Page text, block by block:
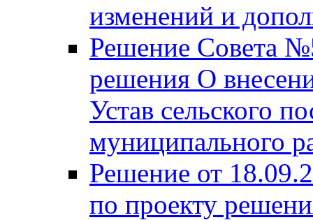
изменений и
Решение Совета
решения О
Устав сельского
муниципального
Решение от
по проекту